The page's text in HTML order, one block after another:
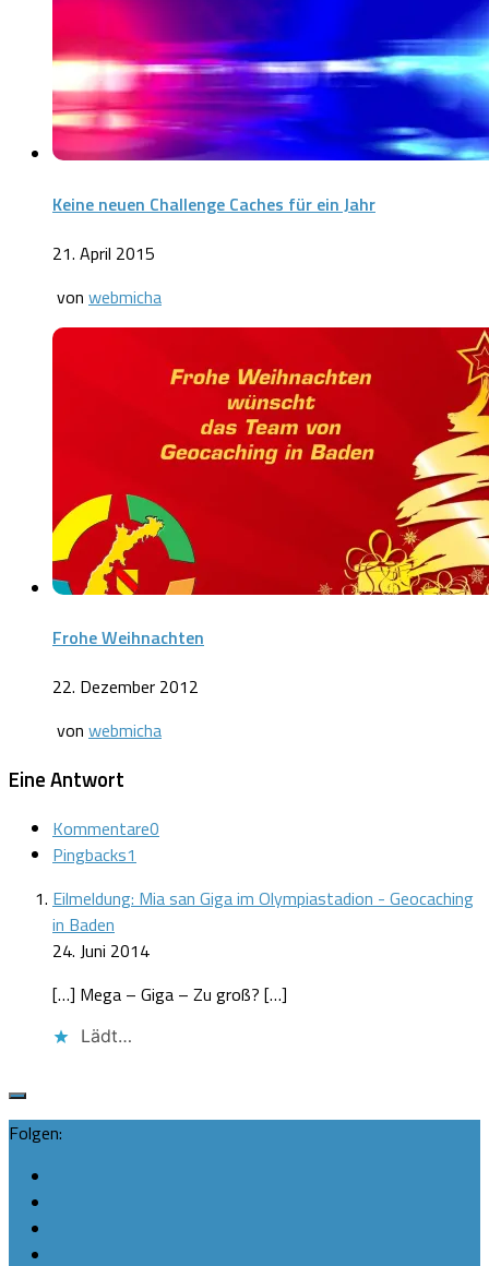
Keine neuen Challenge Caches für ein Jahr
21. April 2015
von webmicha
Frohe Weihnachten
22. Dezember 2012
von webmicha
Eine Antwort
Kommentare0
Pingbacks1
Eilmeldung: Mia san Giga im Olympiastadion - Geocaching
in Baden
24. Juni 2014
[…] Mega – Giga – Zu groß? […]
Lädt…
Folgen: